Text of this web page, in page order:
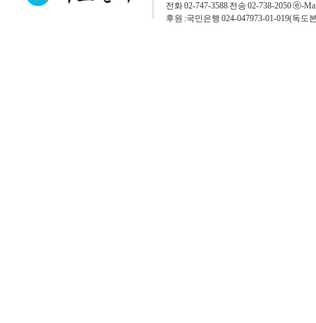
전화 02-747-3588 전송 02-738-2050 ⓔ-
후원 :국민은행 024-047973-01-019(독도